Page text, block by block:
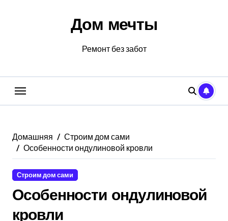
Дом мечты
Ремонт без забот
Домашняя
Строим дом сами
Особенности ондулиновой кровли
Строим дом сами
Особенности ондулиновой
кровли